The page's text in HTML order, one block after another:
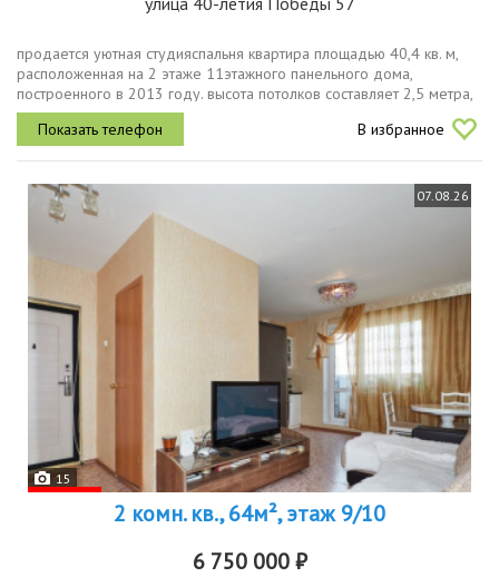
продается уютная студияспальня квартира площадью 40,4 кв. м,
расположенная на 2 этаже 11этажного панельного дома,
построенного в 2013 году. высота потолков составляет 2,5 метра,
что обеспечивает комфортное пространство для жизни...
В избранное
07.08.26
15
2 комн. кв., 64м², этаж 9/10
6 750 000 ₽